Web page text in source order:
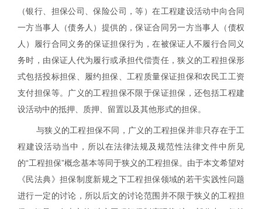
（银行、担保公司、保险公司，等）在工程建设活动中向合同
一方当事人（债务人）提供的，保证合同另一方当事人（债权
人）履行合同义务的保证担保行为，在被保证人不履行合同义
务时，由保证人代为履行或承担代偿责任，狭义的工程担保形
式包括投标担保、履约担保、工程质量保证担保和农民工工资
支付担保等。广义的工程担保不限于保证担保，还包括工程建
设活动中的抵押、质押、留置以及其他形式的担保。
与狭义的工程担保不同，广义的工程担保并非只存在于工
程建设活动当中，所以在法律法规及规范性法律文件中所见
的“工程担保”概念基本等同于狭义的工程担保。由于本文希望对
《民法典》担保制度新规之下工程担保领域的若干实践性问题
进行一定的讨论，所以后文的讨论范围并不限于狭义的工程担